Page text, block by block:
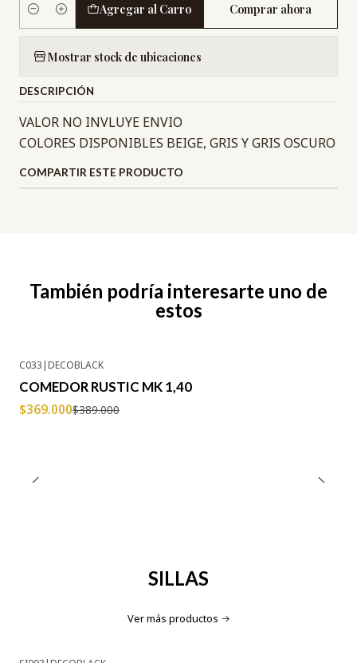
Cantidad
Agregar al Carro Comprar ahora
Mostrar stock de ubicaciones
DESCRIPCIÓN
VALOR NO INVLUYE ENVIO
COLORES DISPONIBLES BEIGE, GRIS Y GRIS OSCURO
COMPARTIR ESTE PRODUCTO
También podría interesarte uno de
estos
C033|DECOBLACK
COMEDOR RUSTIC MK 1,40
$369.000$389.000
SILLAS
Ver más productos